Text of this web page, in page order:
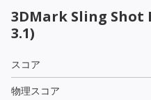
3DMark Sling Shot
3.1)
スコア
物理スコア